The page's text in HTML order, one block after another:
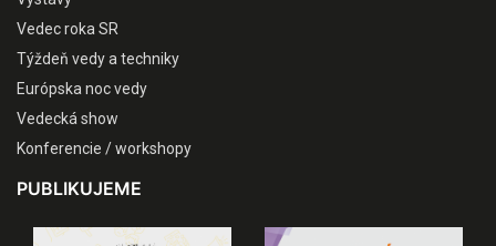
Vedec roka SR
Týždeň vedy a techniky
Európska noc vedy
Vedecká show
Konferencie / workshopy
PUBLIKUJEME